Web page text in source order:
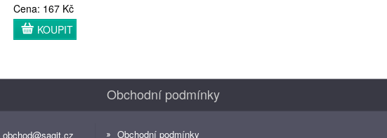
Cena: 167 Kč
KOUPIT
obchod@sagit.cz
Obchodní podmínky
Obchodní podmínky